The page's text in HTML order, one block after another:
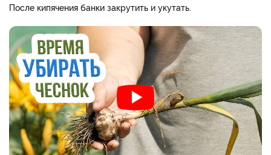
После кипячения банки закрутить и укутать.